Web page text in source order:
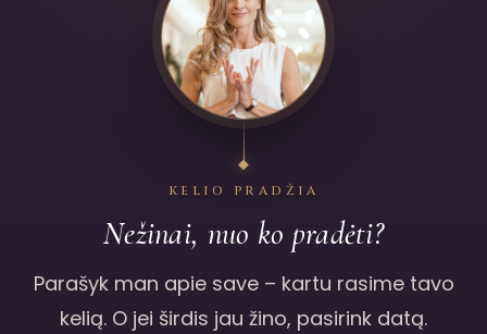
KELIO PRADŽIA
Nežinai, nuo ko pradėti?
Parašyk man apie save – kartu rasime tavo
kelią. O jei širdis jau žino, pasirink datą.